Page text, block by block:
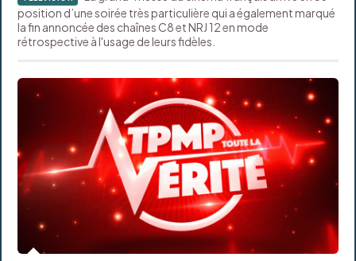
position d’une soirée très particulière qui a également marqué
la fin annoncée des chaînes C8 et NRJ 12 en mode
rétrospective à l'usage de leurs fidèles.